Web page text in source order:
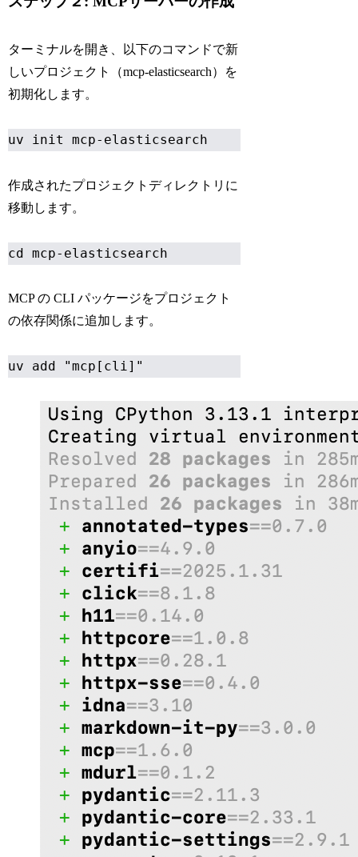
ターミナルを開き、以下のコマンドで新
しいプロジェクト（mcp-elasticsearch）を
初期化します。
uv init mcp-elasticsearch
作成されたプロジェクトディレクトリに
移動します。
cd mcp-elasticsearch
MCP の CLI パッケージをプロジェクト
の依存関係に追加します。
uv add "mcp[cli]"